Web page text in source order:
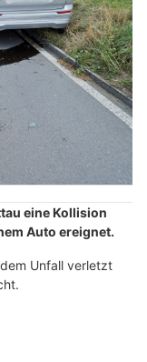
eine Kollision
Auto ereignet.
Unfall verletzt